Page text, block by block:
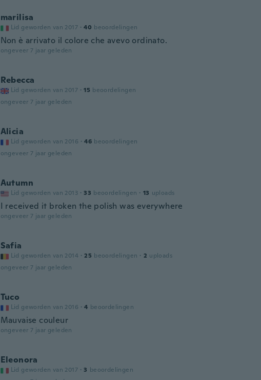
marilisa
Lid geworden van 2017 · 40 beoordelingen
Non è arrivato il colore che avevo ordinato.
ongeveer 7 jaar geleden
Rebecca
Lid geworden van 2017 · 15 beoordelingen
ongeveer 7 jaar geleden
Alicia
Lid geworden van 2016 · 46 beoordelingen
ongeveer 7 jaar geleden
Autumn
Lid geworden van 2013 · 33 beoordelingen · 13 uploads
I received it broken the polish was everywhere
ongeveer 7 jaar geleden
Safia
Lid geworden van 2014 · 25 beoordelingen · 2 uploads
ongeveer 7 jaar geleden
Tuco
Lid geworden van 2016 · 4 beoordelingen
Mauvaise couleur
ongeveer 7 jaar geleden
Eleonora
Lid geworden van 2017 · 3 beoordelingen